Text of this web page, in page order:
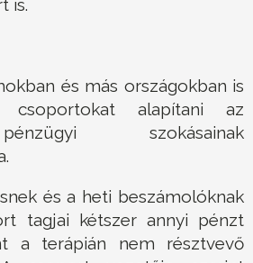
is.
és más országokban is
csoportokat alapítani az
szokásainak
és a heti beszámolóknak
tagjai kétszer annyi pénzt
a terápián nem résztvevő